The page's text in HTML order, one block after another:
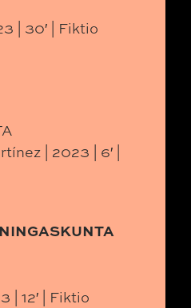
| 30′ | Fiktio
| 2023 | 6′ |
| 12′ | Fiktio